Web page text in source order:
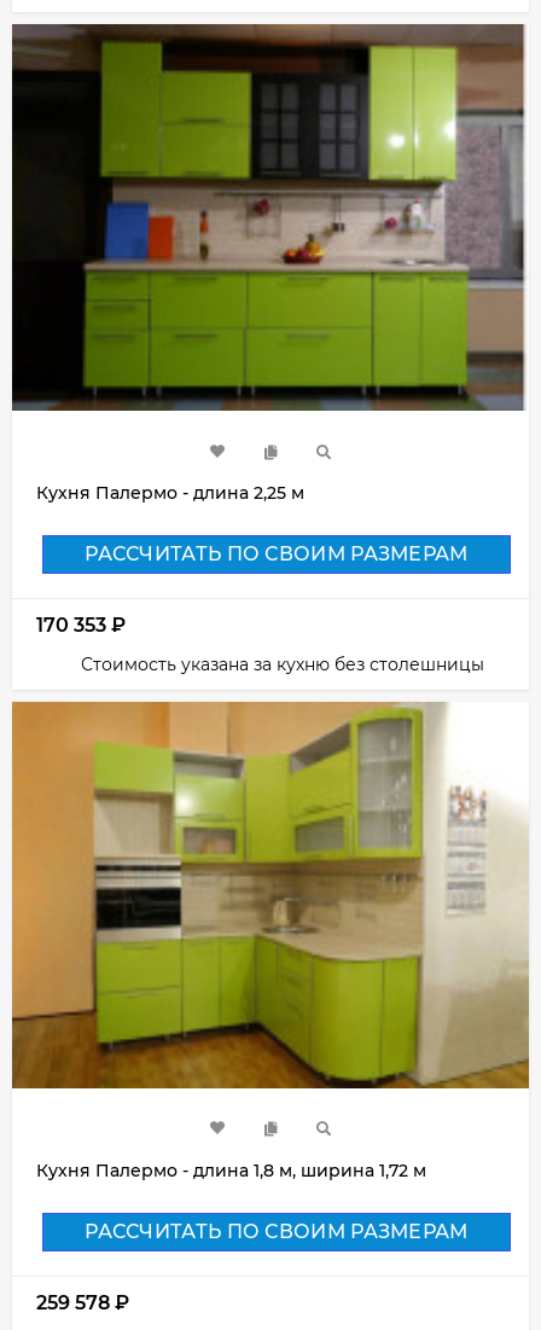
Кухня Палермо - длина 2,25 м
РАССЧИТАТЬ ПО СВОИМ РАЗМЕРАМ
170 353 ₽
Стоимость указана за кухню без столешницы
Кухня Палермо - длина 1,8 м, ширина 1,72 м
РАССЧИТАТЬ ПО СВОИМ РАЗМЕРАМ
259 578 ₽